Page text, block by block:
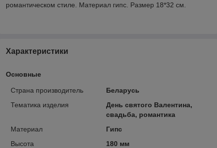
романтическом стиле. Материал гипс. Размер 18*32 см.
Характеристики
Основные
Страна производитель
Беларусь
Тематика изделия
День святого Валентина,
свадьба, романтика
Материал
Гипс
Высота
180 мм